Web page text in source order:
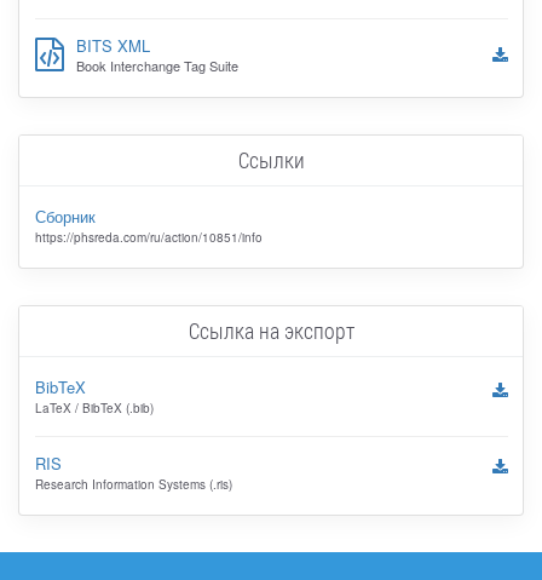
BITS XML
Book Interchange Tag Suite
Ссылки
Сборник
https://phsreda.com/ru/action/10851/info
Ссылка на экспорт
BibTeX
LaTeX / BibTeX (.bib)
RIS
Research Information Systems (.ris)